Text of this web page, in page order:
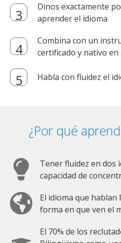
Dinos exactamente
aprender el idioma
Combina con un
certificado y nativo en
Habla con fluidez el
¿Por qué
Tener fluidez en dos
capacidad de
El idioma que hablan
forma en que ven el
El 70% de los